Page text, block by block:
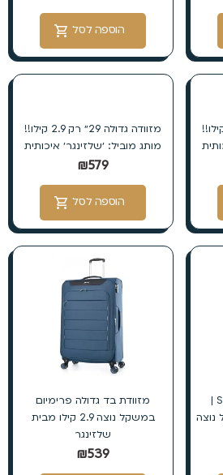
הוספה לסל
גדולה 29״ רק 2.9 קילו!!
מזוודה גדולה 29״ רק 2.9 קילו!!
מותג מוביל: ׳שלזינגר׳ איכותית
₪579
הוספה לסל
SLAZENGER C-LITE 28″ |
נוצה
מזוודת בד גדולה פרימיום
במשקל נוצה 2.9 קילו מבית
שלזינגר
₪539